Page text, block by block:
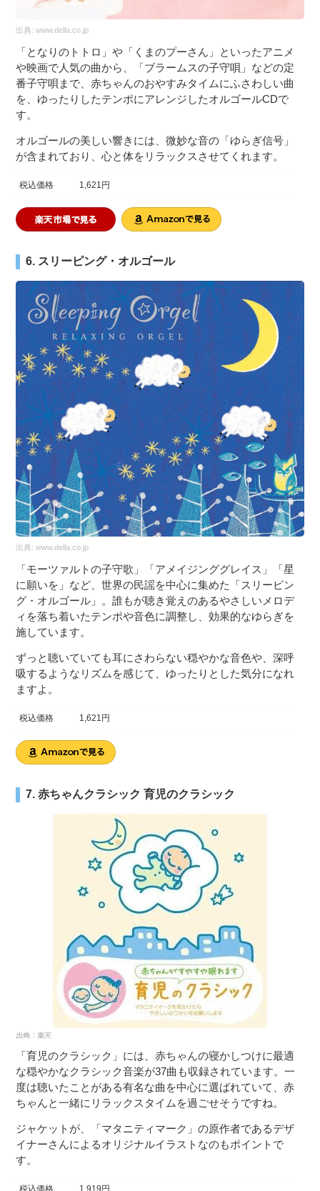
出典:www.della.co.jp
「となりのトトロ」や「くまのプーさん」といったアニメ
や映画で人気の曲から、「ブラームスの子守唄」などの定
番子守唄まで、赤ちゃんのおやすみタイムにふさわしい曲
を、ゆったりしたテンポにアレンジしたオルゴールCDで
す。
オルゴールの美しい響きには、微妙な音の「ゆらぎ信号」
が含まれており、心と体をリラックスさせてくれます。
税込価格 1,621円
6. スリーピング・オルゴール
出典:www.della.co.jp
「モーツァルトの子守歌」「アメイジンググレイス」「星
に願いを」など、世界の民謡を中心に集めた「スリーピン
グ・オルゴール」。誰もが聴き覚えのあるやさしいメロデ
ィを落ち着いたテンポや音色に調整し、効果的なゆらぎを
施しています。
ずっと聴いていても耳にさわらない穏やかな音色や、深呼
吸するようなリズムを感じて、ゆったりとした気分になれ
ますよ。
税込価格 1,621円
7. 赤ちゃんクラシック 育児のクラシック
「育児のクラシック」には、赤ちゃんの寝かしつけに最適
な穏やかなクラシック音楽が37曲も収録されています。一
度は聴いたことがある有名な曲を中心に選ばれていて、赤
ちゃんと一緒にリラックスタイムを過ごせそうですね。
ジャケットが、「マタニティマーク」の原作者であるデザ
イナーさんによるオリジナルイラストなのもポイントで
す。
税込価格 1,919円